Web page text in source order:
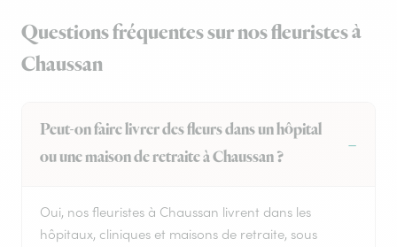
Questions fréquentes sur nos fleuristes à
Chaussan
Peut-on faire livrer des fleurs dans un hôpital
ou une maison de retraite à Chaussan ?
Oui, nos fleuristes à Chaussan livrent dans les
hôpitaux, cliniques et maisons de retraite, sous